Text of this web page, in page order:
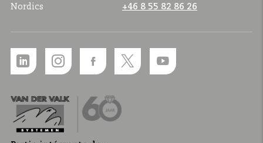
Nordics
+46 8 55 82 86 26